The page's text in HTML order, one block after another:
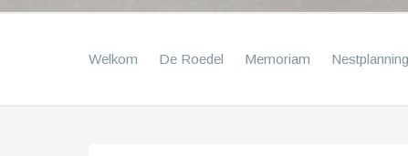
Welkom De Roedel Memoriam Nestplanning